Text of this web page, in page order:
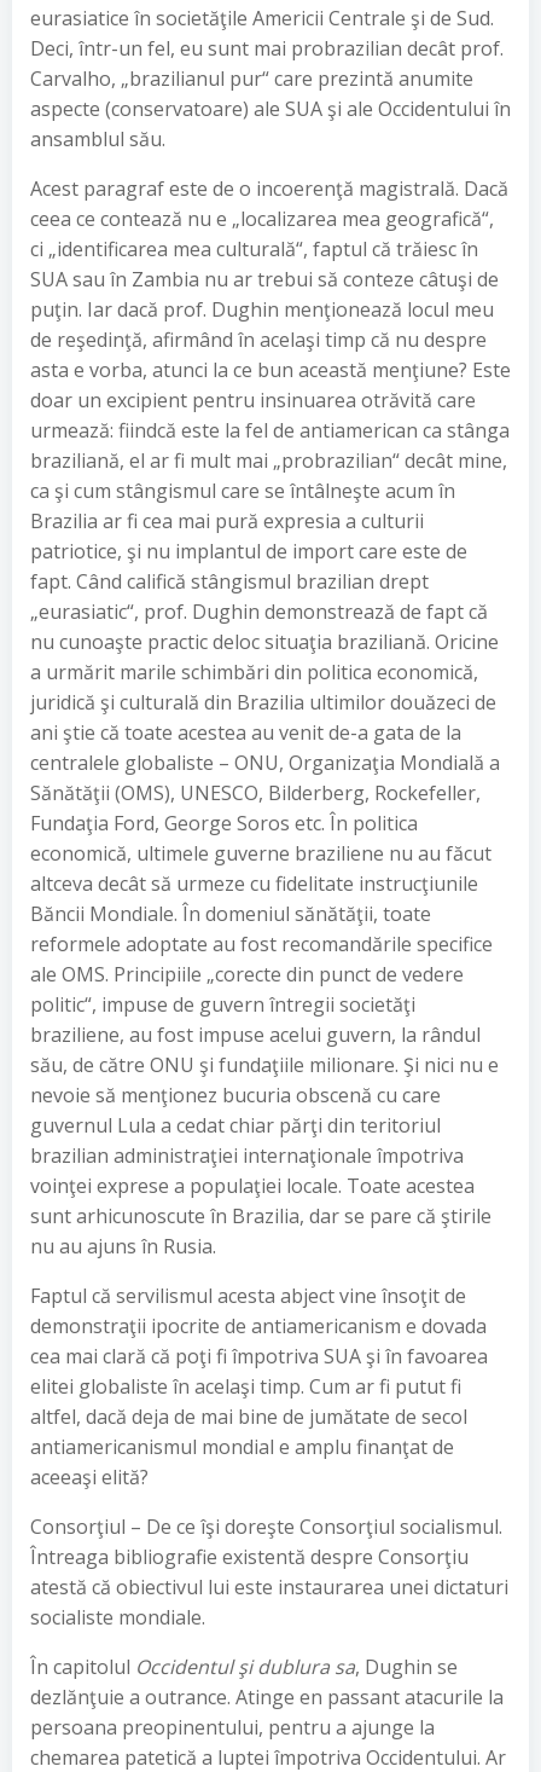
eurasiatice în societăţile Americii Centrale şi de Sud.
Deci, într-un fel, eu sunt mai probrazilian decât prof.
Carvalho, „brazilianul pur“ care prezintă anumite
aspecte (conservatoare) ale SUA şi ale Occidentului în
ansamblul său.
Acest paragraf este de o incoerenţă magistrală. Dacă
ceea ce contează nu e „localizarea mea geografică“,
ci „identificarea mea culturală“, faptul că trăiesc în
SUA sau în Zambia nu ar trebui să conteze câtuşi de
puţin. Iar dacă prof. Dughin menţionează locul meu
de reşedinţă, afirmând în acelaşi timp că nu despre
asta e vorba, atunci la ce bun această menţiune? Este
doar un excipient pentru insinuarea otrăvită care
urmează: fiindcă este la fel de antiamerican ca stânga
braziliană, el ar fi mult mai „probrazilian“ decât mine,
ca şi cum stângismul care se întâlneşte acum în
Brazilia ar fi cea mai pură expresia a culturii
patriotice, şi nu implantul de import care este de
fapt. Când califică stângismul brazilian drept
„eurasiatic“, prof. Dughin demonstrează de fapt că
nu cunoaşte practic deloc situaţia braziliană. Oricine
a urmărit marile schimbări din politica economică,
juridică şi culturală din Brazilia ultimilor douăzeci de
ani ştie că toate acestea au venit de-a gata de la
centralele globaliste – ONU, Organizaţia Mondială a
Sănătăţii (OMS), UNESCO, Bilderberg, Rockefeller,
Fundaţia Ford, George Soros etc. În politica
economică, ultimele guverne braziliene nu au făcut
altceva decât să urmeze cu fidelitate instrucţiunile
Băncii Mondiale. În domeniul sănătăţii, toate
reformele adoptate au fost recomandările specifice
ale OMS. Principiile „corecte din punct de vedere
politic“, impuse de guvern întregii societăţi
braziliene, au fost impuse acelui guvern, la rândul
său, de către ONU şi fundaţiile milionare. Şi nici nu e
nevoie să menţionez bucuria obscenă cu care
guvernul Lula a cedat chiar părţi din teritoriul
brazilian administraţiei internaţionale împotriva
voinţei exprese a populaţiei locale. Toate acestea
sunt arhicunoscute în Brazilia, dar se pare că ştirile
nu au ajuns în Rusia.
Faptul că servilismul acesta abject vine însoţit de
demonstraţii ipocrite de antiamericanism e dovada
cea mai clară că poţi fi împotriva SUA şi în favoarea
elitei globaliste în acelaşi timp. Cum ar fi putut fi
altfel, dacă deja de mai bine de jumătate de secol
antiamericanismul mondial e amplu finanţat de
aceeaşi elită?
Consorţiul – De ce îşi doreşte Consorţiul socialismul.
Întreaga bibliografie existentă despre Consorţiu
atestă că obiectivul lui este instaurarea unei dictaturi
socialiste mondiale.
În capitolul Occidentul şi dublura sa, Dughin se
dezlănţuie a outrance. Atinge en passant atacurile la
persoana preopinentului, pentru a ajunge la
chemarea patetică a luptei împotriva Occidentului. Ar